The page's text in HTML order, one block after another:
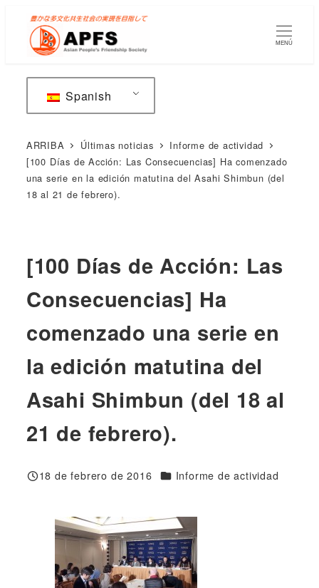
Saltar
contenido
principal
MENÚ
Spanish
ARRIBA Últimas noticias
Informe de actividad
[100 Días de Acción: Las Consecuencias] Ha comenzado
una serie en la edición matutina del Asahi Shimbun (del
18 al 21 de febrero).
[100 Días de Acción: Las
Consecuencias] Ha
comenzado una serie en
la edición matutina del
Asahi Shimbun (del 18 al
21 de febrero).
Publicado
18 de febrero de 2016 Categorías
Informe de actividad